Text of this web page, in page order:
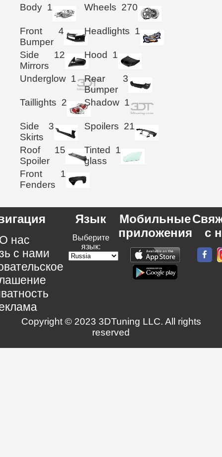
Body 1 Wheels 270
Front
Bumper
4 Headlights 1
Side
Mirrors
12 Hood 1
Underglow 1
Rear
Bumper
3
Taillights 2 Shadow 1
Side
Skirts
3 Spoilers 21
Roof
Spoiler
15
Tinted
glass
1
Front
Fenders
1
нас
с нами
Язык
Выберите
язык:
Мобильные
приложения
с
Copyright © 2023 3DTuning LLC. All rights
reserved